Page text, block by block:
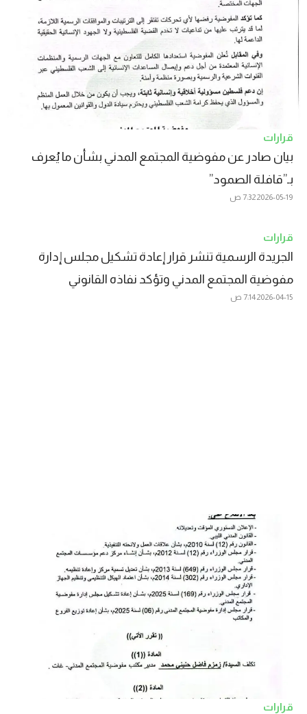
قرارات
بيان صادر عن مفوضية المجتمع المدني بشأن ما يُعرف
بـ”قافلة الصمود”
2026-05-197:32 ص
قرارات
الجريدة الرسمية تنشر قرار إعادة تشكيل مجلس إدارة
مفوضية المجتمع المدني وتؤكد نفاذه القانوني
2026-04-157:14 ص
قرارات